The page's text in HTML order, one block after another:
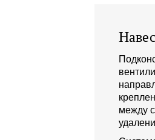
между